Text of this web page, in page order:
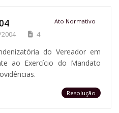
Ato Normativo
4
do Vereador em
ao Exercício do Mandato
Resolução